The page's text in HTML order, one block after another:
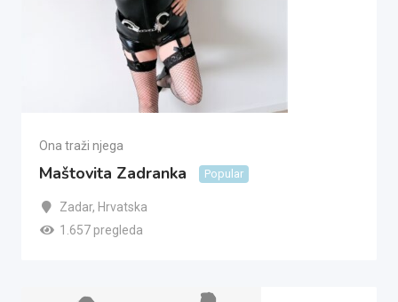
Ona traži njega
Maštovita Zadranka Popular
Zadar, Hrvatska
1.657 pregleda